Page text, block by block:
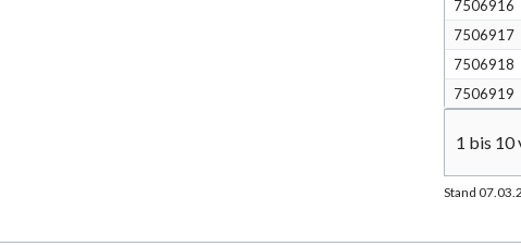
7506916
7506917
7506918
7506919
1 bis 10
Stand